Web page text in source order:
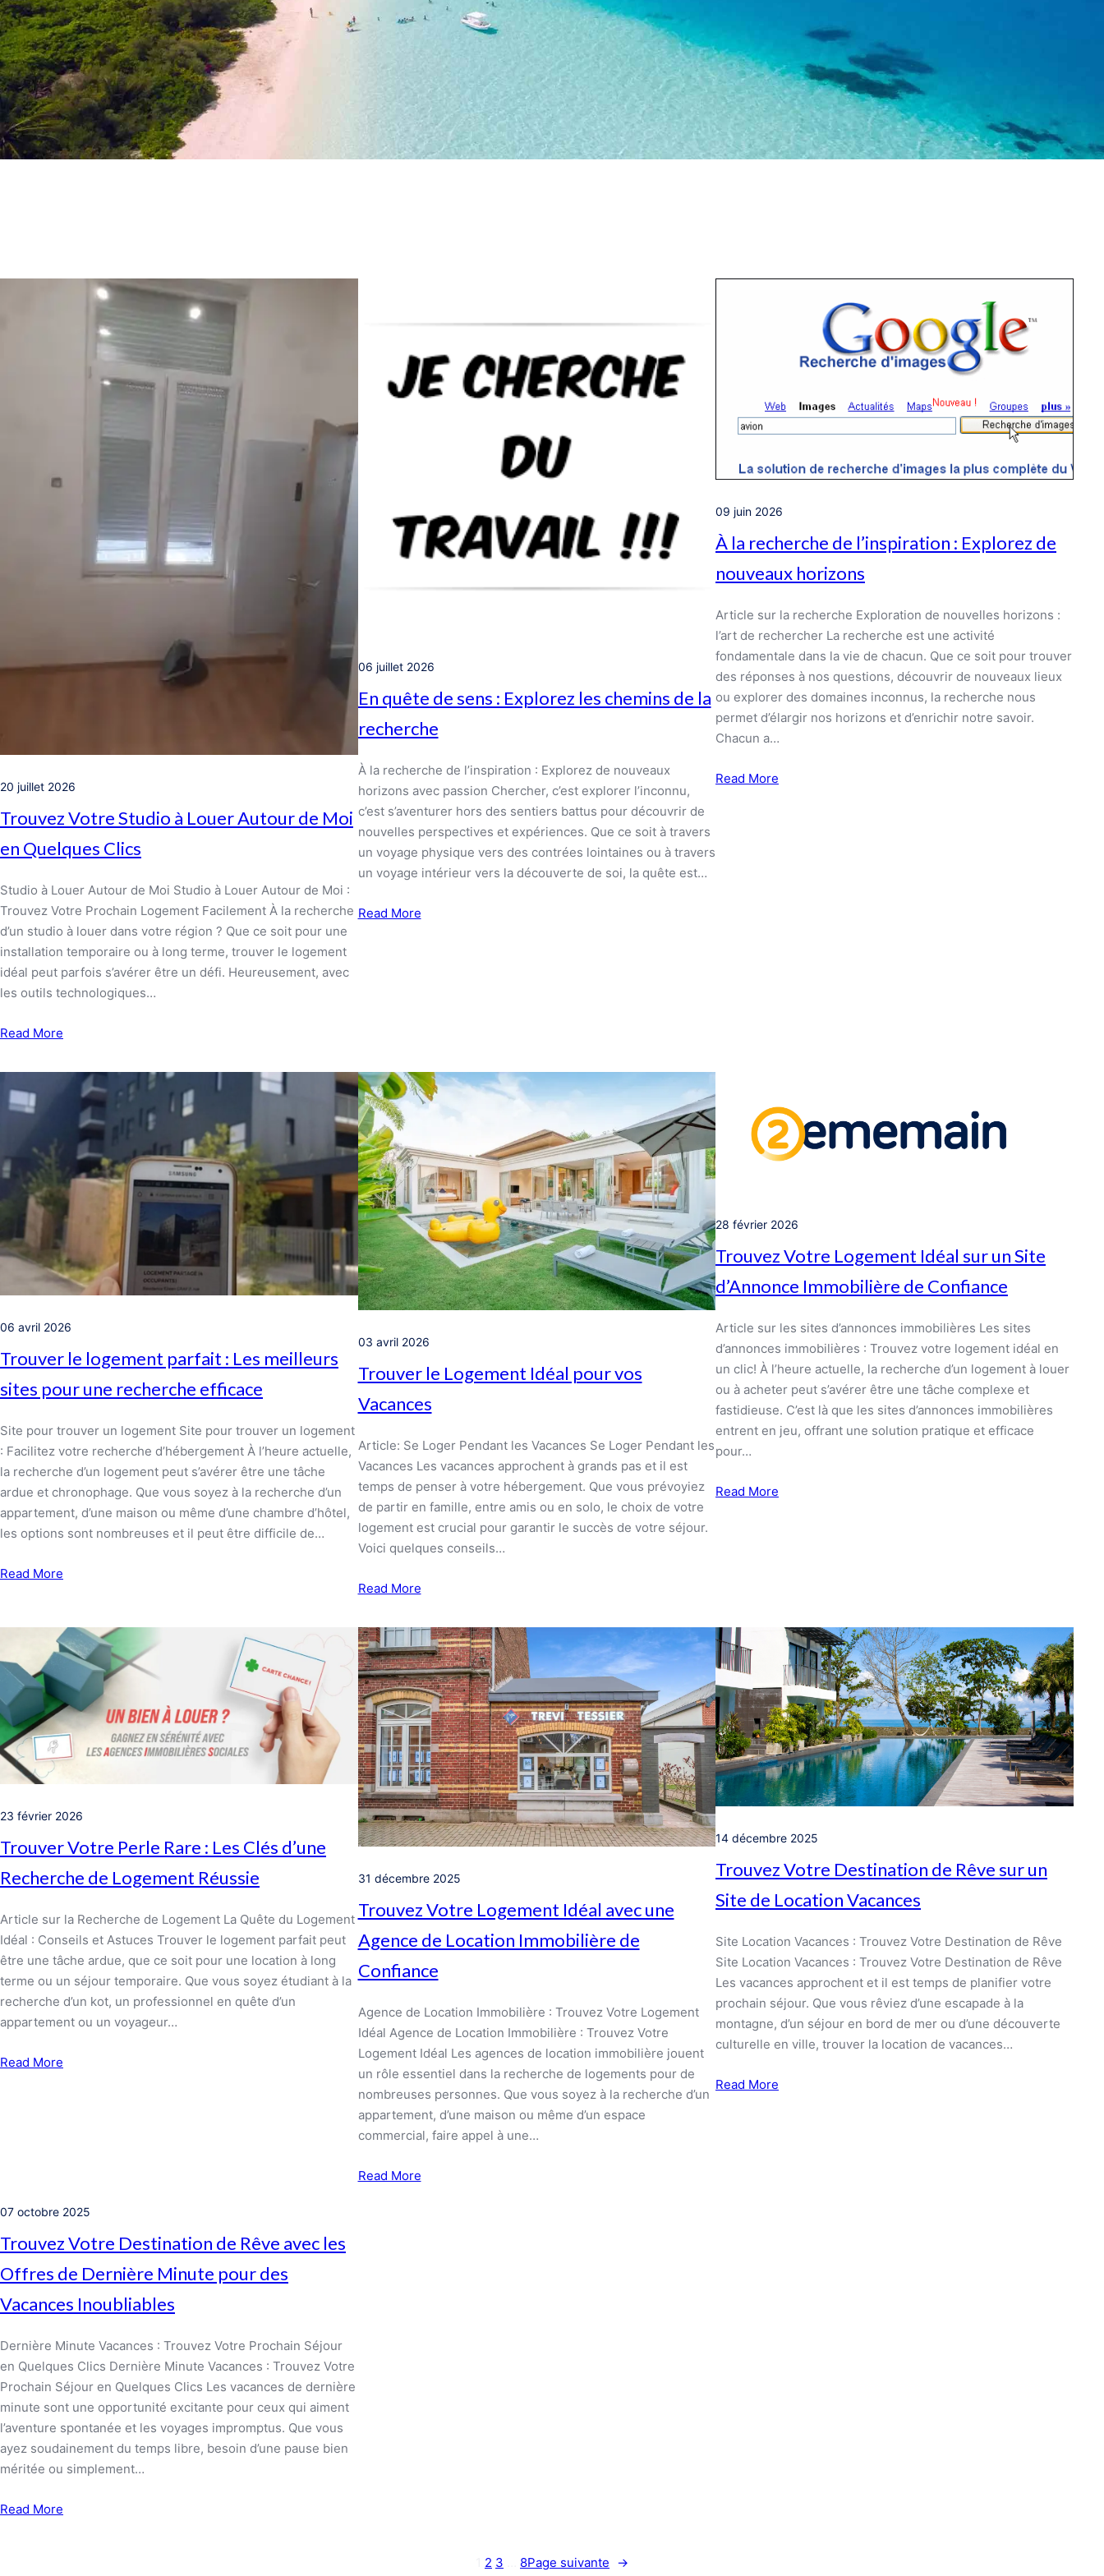
20 juillet 2026
Trouvez Votre Studio à Louer Autour de Moi
en Quelques Clics
Studio à Louer Autour de Moi Studio à Louer Autour de Moi :
Trouvez Votre Prochain Logement Facilement À la recherche
d’un studio à louer dans votre région ? Que ce soit pour une
installation temporaire ou à long terme, trouver le logement
idéal peut parfois s’avérer être un défi. Heureusement, avec
les outils technologiques…
Read More
06 juillet 2026
En quête de sens : Explorez les chemins de la
recherche
À la recherche de l’inspiration : Explorez de nouveaux
horizons avec passion Chercher, c’est explorer l’inconnu,
c’est s’aventurer hors des sentiers battus pour découvrir de
nouvelles perspectives et expériences. Que ce soit à travers
un voyage physique vers des contrées lointaines ou à travers
un voyage intérieur vers la découverte de soi, la quête est…
Read More
09 juin 2026
À la recherche de l’inspiration : Explorez de
nouveaux horizons
Article sur la recherche Exploration de nouvelles horizons :
l’art de rechercher La recherche est une activité
fondamentale dans la vie de chacun. Que ce soit pour trouver
des réponses à nos questions, découvrir de nouveaux lieux
ou explorer des domaines inconnus, la recherche nous
permet d’élargir nos horizons et d’enrichir notre savoir.
Chacun a…
Read More
06 avril 2026
Trouver le logement parfait : Les meilleurs
sites pour une recherche efficace
Site pour trouver un logement Site pour trouver un logement
: Facilitez votre recherche d’hébergement À l’heure actuelle,
la recherche d’un logement peut s’avérer être une tâche
ardue et chronophage. Que vous soyez à la recherche d’un
appartement, d’une maison ou même d’une chambre d’hôtel,
les options sont nombreuses et il peut être difficile de…
Read More
03 avril 2026
Trouver le Logement Idéal pour vos
Vacances
Article: Se Loger Pendant les Vacances Se Loger Pendant les
Vacances Les vacances approchent à grands pas et il est
temps de penser à votre hébergement. Que vous prévoyiez
de partir en famille, entre amis ou en solo, le choix de votre
logement est crucial pour garantir le succès de votre séjour.
Voici quelques conseils…
Read More
28 février 2026
Trouvez Votre Logement Idéal sur un Site
d’Annonce Immobilière de Confiance
Article sur les sites d’annonces immobilières Les sites
d’annonces immobilières : Trouvez votre logement idéal en
un clic! À l’heure actuelle, la recherche d’un logement à louer
ou à acheter peut s’avérer être une tâche complexe et
fastidieuse. C’est là que les sites d’annonces immobilières
entrent en jeu, offrant une solution pratique et efficace
pour…
Read More
23 février 2026
Trouver Votre Perle Rare : Les Clés d’une
Recherche de Logement Réussie
Article sur la Recherche de Logement La Quête du Logement
Idéal : Conseils et Astuces Trouver le logement parfait peut
être une tâche ardue, que ce soit pour une location à long
terme ou un séjour temporaire. Que vous soyez étudiant à la
recherche d’un kot, un professionnel en quête d’un
appartement ou un voyageur…
Read More
31 décembre 2025
Trouvez Votre Logement Idéal avec une
Agence de Location Immobilière de
Confiance
Agence de Location Immobilière : Trouvez Votre Logement
Idéal Agence de Location Immobilière : Trouvez Votre
Logement Idéal Les agences de location immobilière jouent
un rôle essentiel dans la recherche de logements pour de
nombreuses personnes. Que vous soyez à la recherche d’un
appartement, d’une maison ou même d’un espace
commercial, faire appel à une…
Read More
14 décembre 2025
Trouvez Votre Destination de Rêve sur un
Site de Location Vacances
Site Location Vacances : Trouvez Votre Destination de Rêve
Site Location Vacances : Trouvez Votre Destination de Rêve
Les vacances approchent et il est temps de planifier votre
prochain séjour. Que vous rêviez d’une escapade à la
montagne, d’un séjour en bord de mer ou d’une découverte
culturelle en ville, trouver la location de vacances…
Read More
07 octobre 2025
Trouvez Votre Destination de Rêve avec les
Offres de Dernière Minute pour des
Vacances Inoubliables
Dernière Minute Vacances : Trouvez Votre Prochain Séjour
en Quelques Clics Dernière Minute Vacances : Trouvez Votre
Prochain Séjour en Quelques Clics Les vacances de dernière
minute sont une opportunité excitante pour ceux qui aiment
l’aventure spontanée et les voyages impromptus. Que vous
ayez soudainement du temps libre, besoin d’une pause bien
méritée ou simplement…
Read More
2 3 8Page suivante →